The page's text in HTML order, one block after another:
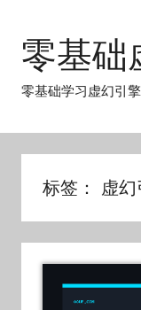
零基础
零基础学习虚幻引
标签： 虚